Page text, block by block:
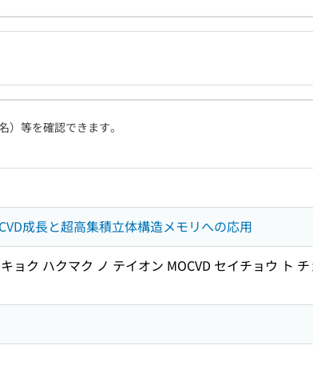
等を確認できます。
成長と超高集積立体構造メモリへの応用
ョク ハクマク ノ テイオン MOCVD セイチョウ ト